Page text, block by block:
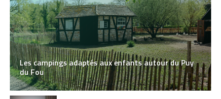
Les campings adaptés aux enfants autour du Puy
du Fou